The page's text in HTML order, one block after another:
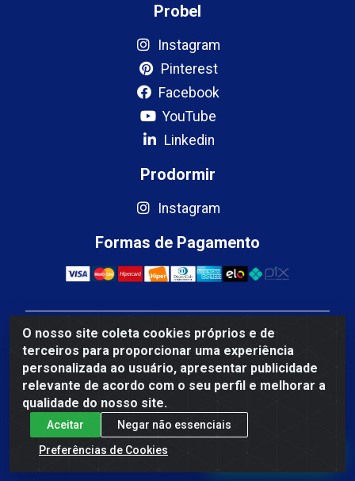
O nosso site coleta cookies próprios e de
terceiros para proporcionar uma experiência
personalizada ao usuário, apresentar publicidade
relevante de acordo com o seu perfil e melhorar a
qualidade do nosso site.
Aceitar
Negar não essenciais
Preferências de Cookies
Probel
Instagram
Pinterest
Facebook
YouTube
Linkedin
Prodormir
Instagram
Formas de Pagamento
Mercosul Espumas Industriais LTDA - Rua 13, SN,
Quadra009 Lote 0007 - Polo Empresarial Goias - Etapa
IV - Aparecida de Goiânia/GO - CEP 74.985-113 - CNPJ
10.755.005/0001-88